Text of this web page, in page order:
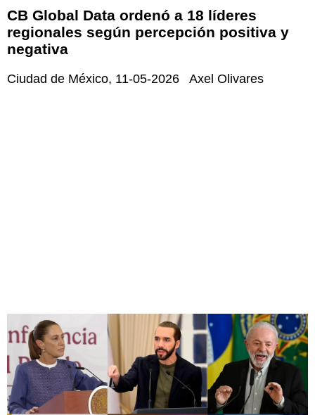
CB Global Data ordenó a 18 líderes
regionales según percepción positiva y
negativa
Ciudad de México, 11-05-2026 Axel Olivares